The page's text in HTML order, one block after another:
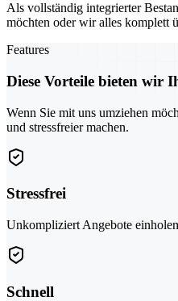
Als vollständig integrierter
möchten oder wir alles komplett
Features
Diese Vorteile bieten wir
Wenn Sie mit uns umziehen
und stressfreier machen.
Stressfrei
Unkompliziert Angebote
Schnell